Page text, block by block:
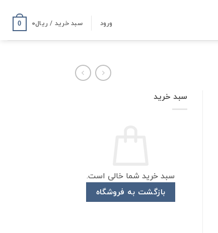
ورود سبد خرید / ریال۰ 0
سبد خرید
سبد خرید شما خالی است.
بازگشت به فروشگاه